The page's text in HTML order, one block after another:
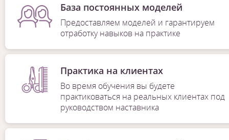
База постоянных моделей
Предоставляем моделей и гарантируем
отработку навыков на практике
Практика на клиентах
Во время обучения вы будете
практиковаться на реальных клиентах под
руководством наставника